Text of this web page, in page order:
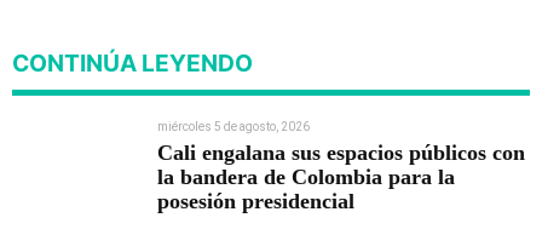
CONTINÚA LEYENDO
miércoles 5 de agosto, 2026
Cali engalana sus espacios públicos con
la bandera de Colombia para la
posesión presidencial